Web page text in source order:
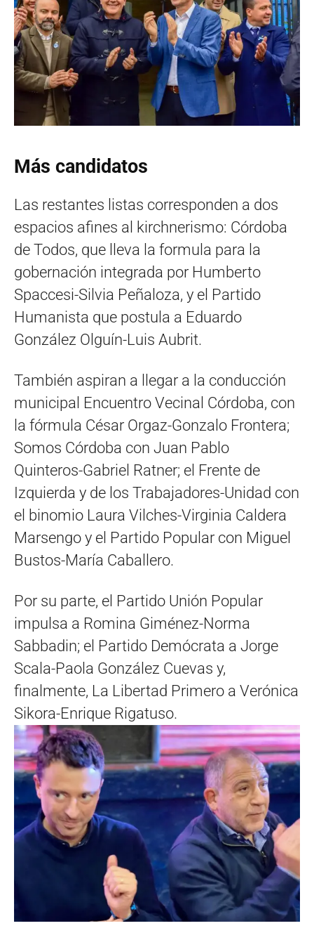
Más candidatos
Las restantes listas corresponden a dos
espacios afines al kirchnerismo: Córdoba
de Todos, que lleva la formula para la
gobernación integrada por Humberto
Spaccesi-Silvia Peñaloza, y el Partido
Humanista que postula a Eduardo
González Olguín-Luis Aubrit.
También aspiran a llegar a la conducción
municipal Encuentro Vecinal Córdoba, con
la fórmula César Orgaz-Gonzalo Frontera;
Somos Córdoba con Juan Pablo
Quinteros-Gabriel Ratner; el Frente de
Izquierda y de los Trabajadores-Unidad con
el binomio Laura Vilches-Virginia Caldera
Marsengo y el Partido Popular con Miguel
Bustos-María Caballero.
Por su parte, el Partido Unión Popular
impulsa a Romina Giménez-Norma
Sabbadin; el Partido Demócrata a Jorge
Scala-Paola González Cuevas y,
finalmente, La Libertad Primero a Verónica
Sikora-Enrique Rigatuso.